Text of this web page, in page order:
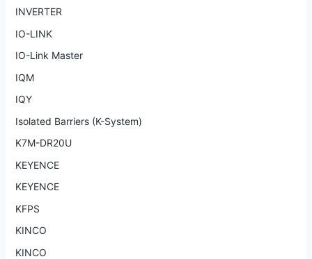
INVERTER
IO-LINK
IO-Link Master
IQM
IQY
Isolated Barriers (K-System)
K7M-DR20U
KEYENCE
KEYENCE
KFPS
KINCO
KINCO